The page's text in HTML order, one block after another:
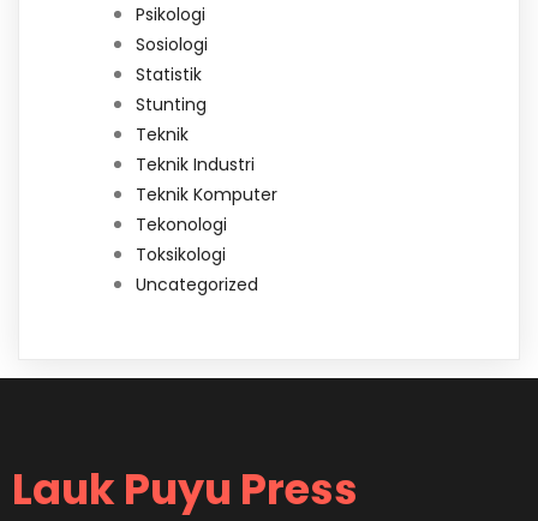
Psikologi
Sosiologi
Statistik
Stunting
Teknik
Teknik Industri
Teknik Komputer
Tekonologi
Toksikologi
Uncategorized
Lauk Puyu Press